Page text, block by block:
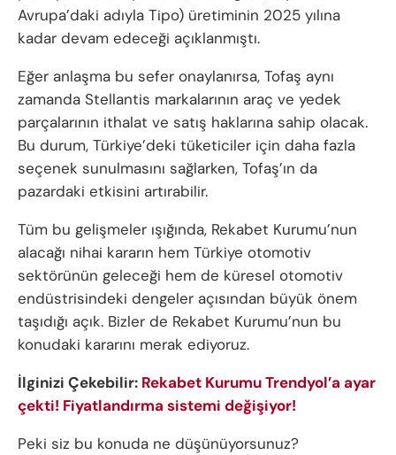
Avrupa’daki adıyla Tipo) üretiminin 2025 yılına
kadar devam edeceği açıklanmıştı.
Eğer anlaşma bu sefer onaylanırsa, Tofaş aynı
zamanda Stellantis markalarının araç ve yedek
parçalarının ithalat ve satış haklarına sahip olacak.
Bu durum, Türkiye’deki tüketiciler için daha fazla
seçenek sunulmasını sağlarken, Tofaş’ın da
pazardaki etkisini artırabilir.
Tüm bu gelişmeler ışığında, Rekabet Kurumu’nun
alacağı nihai kararın hem Türkiye otomotiv
sektörünün geleceği hem de küresel otomotiv
endüstrisindeki dengeler açısından büyük önem
taşıdığı açık. Bizler de Rekabet Kurumu’nun bu
konudaki kararını merak ediyoruz.
İlginizi Çekebilir: Rekabet Kurumu Trendyol’a ayar
çekti! Fiyatlandırma sistemi değişiyor!
Peki siz bu konuda ne düşünüyorsunuz?